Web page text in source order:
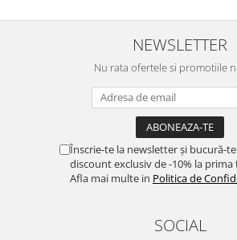
NEWSLETTER
Nu rata ofertele si promotiile
Înscrie-te la newsletter și bucură-
discount exclusiv de -10% la
Afla mai multe in Politica de
SOCIAL